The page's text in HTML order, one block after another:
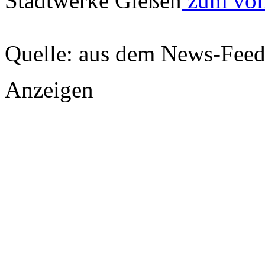
Quelle: aus dem News-
Anzeigen